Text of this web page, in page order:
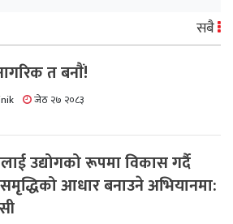
सबै
त बनाैं!
जेठ २७ २०८३
उद्योगको रूपमा विकास गर्दै
आधार बनाउने अभियानमा: